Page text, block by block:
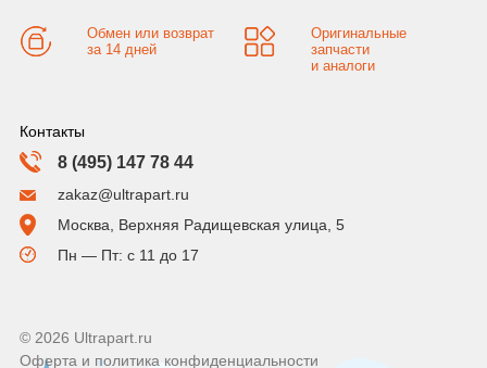
Обмен или возврат
за 14 дней
Оригинальные
запчасти
и аналоги
Контакты
8 (495) 147 78 44
zakaz@ultrapart.ru
Москва, Верхняя Радищевская улица, 5
Пн — Пт: с 11 до 17
© 2026 Ultrapart.ru
Оферта и политика конфиденциальности